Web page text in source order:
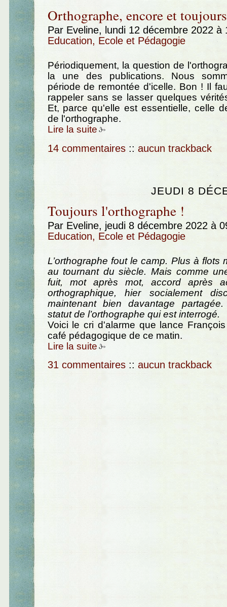
Orthographe, encore et
Par Eveline, lundi 12 décembre 2022 à
Education, Ecole et Pédagogie
Périodiquement, la question de
la une des publications. Nous
période de remontée d'icelle. Bon ! Il
rappeler sans se lasser quelques
Et, parce qu'elle est essentielle, celle
de l'orthographe.
Lire la suite
14 commentaires :: aucun trackback
JEUDI 8
Toujours l'orthographe !
Par Eveline, jeudi 8 décembre 2022 à
Education, Ecole et Pédagogie
L’orthographe fout le camp. Plus à flots
au tournant du siècle. Mais comme
fuit, mot après mot, accord après
orthographique, hier socialement
maintenant bien davantage
statut de l’orthographe qui est interrogé.
Voici le cri d'alarme que lance
café pédagogique de ce matin.
Lire la suite
31 commentaires :: aucun trackback